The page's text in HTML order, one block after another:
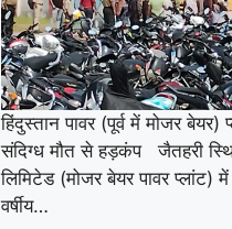
हिंदुस्तान पावर (पूर्व में मोजर
संदिग्ध मौत से हड़कंप जैतहरी
लिमिटेड (मोजर बेयर पावर प्लांट)
वर्षीय…